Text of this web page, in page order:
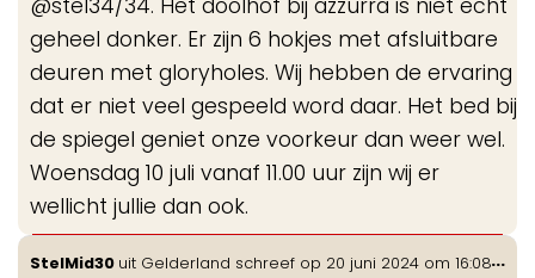
geheel donker. Er zijn 6 hokjes met afsluitbare
deuren met gloryholes. Wij hebben de ervaring
dat er niet veel gespeeld word daar. Het bed bij
de spiegel geniet onze voorkeur dan weer wel.
Woensdag 10 juli vanaf 11.00 uur zijn wij er
wellicht jullie dan ook.
StelMid30 uit Gelderland schreef op 20 juni 2024 om 16:08...